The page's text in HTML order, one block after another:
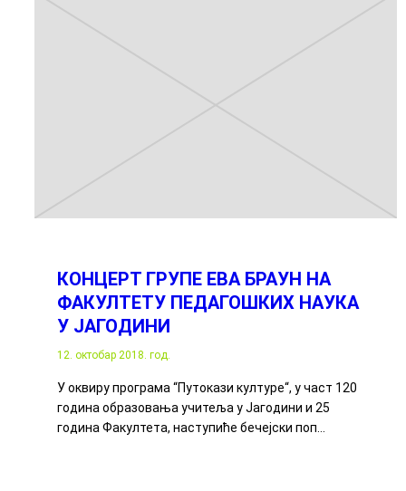
КОНЦЕРТ ГРУПЕ ЕВА БРАУН НА
ФАКУЛТЕТУ ПЕДАГОШКИХ НАУКА
У ЈАГОДИНИ
12. октобар 2018. год.
У оквиру програма “Путокази културе“, у част 120
година образовања учитеља у Јагодини и 25
година Факултета, наступиће бечејски поп…